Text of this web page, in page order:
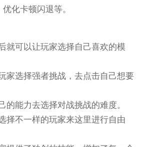
化卡顿闪退等。
就可以让玩家选择自己喜欢的模
家选择强者挑战，去点击自己想要
的能力去选择对战挑战的难度。
择不一样的玩家来这里进行自由